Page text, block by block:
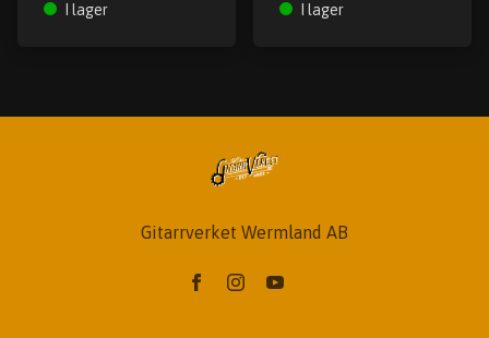
I lager I lager
Gitarrverket Wermland AB